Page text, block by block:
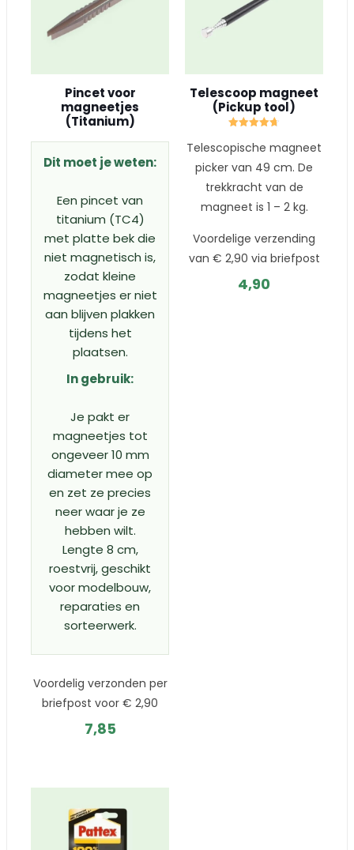
Pincet voor
magneetjes
(Titanium)
Dit moet je weten:
Een pincet van
titanium (TC4)
met platte bek die
niet magnetisch is,
zodat kleine
magneetjes er niet
aan blijven plakken
tijdens het
plaatsen.
In gebruik:
Je pakt er
magneetjes tot
ongeveer 10 mm
diameter mee op
en zet ze precies
neer waar je ze
hebben wilt.
Lengte 8 cm,
roestvrij, geschikt
voor modelbouw,
reparaties en
sorteerwerk.
Voordelig verzonden per
briefpost voor € 2,90
7,85
Telescoop magneet
(Pickup tool)
4.67
uit 5
Telescopische magneet
picker van 49 cm. De
trekkracht van de
magneet is 1 – 2 kg.
Voordelige verzending
van € 2,90 via briefpost
4,90